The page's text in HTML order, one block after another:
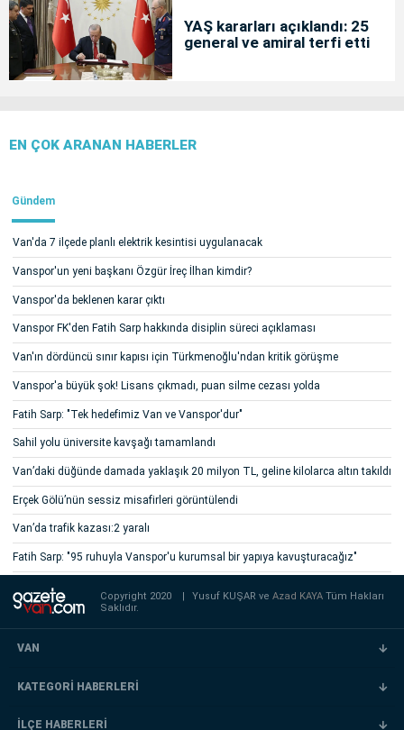
YAŞ kararları açıklandı: 25
general ve amiral terfi etti
EN ÇOK ARANAN HABERLER
Gündem
Van'da 7 ilçede planlı elektrik kesintisi uygulanacak
Vanspor'un yeni başkanı Özgür İreç İlhan kimdir?
Vanspor'da beklenen karar çıktı
Vanspor FK'den Fatih Sarp hakkında disiplin süreci açıklaması
Van'ın dördüncü sınır kapısı için Türkmenoğlu'ndan kritik görüşme
Vanspor'a büyük şok! Lisans çıkmadı, puan silme cezası yolda
Fatih Sarp: "Tek hedefimiz Van ve Vanspor'dur"
Sahil yolu üniversite kavşağı tamamlandı
Van’daki düğünde damada yaklaşık 20 milyon TL, geline kilolarca altın takıldı
Erçek Gölü’nün sessiz misafirleri görüntülendi
Van’da trafik kazası:2 yaralı
Fatih Sarp: "95 ruhuyla Vanspor'u kurumsal bir yapıya kavuşturacağız"
Copyright 2020 | Yusuf KUŞAR veAzad KAYATüm Hakları
Saklıdır.
VAN
KATEGORİ HABERLERİ
İLÇE HABERLERİ